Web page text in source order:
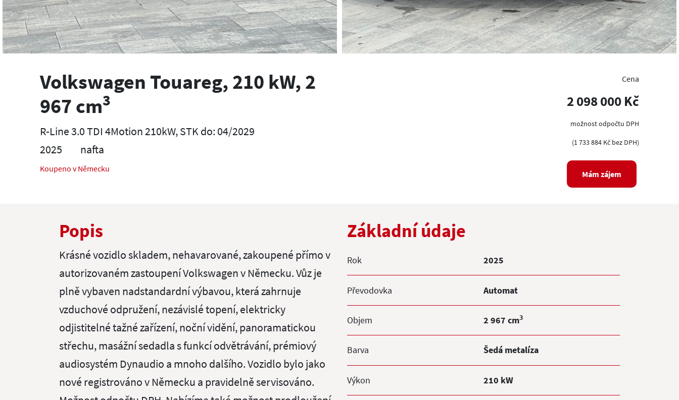
Volkswagen Touareg, 210 kW, 2
967 cm3
R-Line 3.0 TDI 4Motion 210kW, STK do: 04/2029
2025
nafta
Koupeno v Německu
Cena
2 098 000 Kč
možnost odpočtu DPH
(1 733 884 Kč bez DPH)
Mám zájem
Popis
Krásné vozidlo skladem, nehavarované, zakoupené přímo v
autorizovaném zastoupení Volkswagen v Německu. Vůz je
plně vybaven nadstandardní výbavou, která zahrnuje
vzduchové odpružení, nezávislé topení, elektricky
odjistitelné tažné zařízení, noční vidění, panoramatickou
střechu, masážní sedadla s funkcí odvětrávání, prémiový
audiosystém Dynaudio a mnoho dalšího. Vozidlo bylo jako
nové registrováno v Německu a pravidelně servisováno.
Základní údaje
Rok 2025
Převodovka Automat
Objem 2 967 cm3
Barva Šedá metalíza
Výkon 210 kW